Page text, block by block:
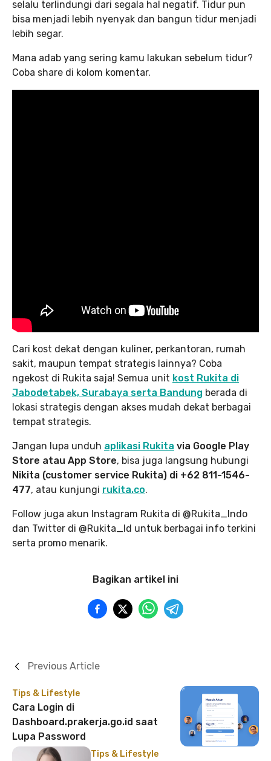
selalu terlindungi dari segala hal negatif. Tidur pun
bisa menjadi lebih nyenyak dan bangun tidur menjadi
lebih segar.
Mana adab yang sering kamu lakukan sebelum tidur?
Coba share di kolom komentar.
Cari kost dekat dengan kuliner, perkantoran, rumah
sakit, maupun tempat strategis lainnya? Coba
ngekost di Rukita saja! Semua unit kost Rukita di
Jabodetabek, Surabaya serta Bandung berada di
lokasi strategis dengan akses mudah dekat berbagai
tempat strategis.
Jangan lupa unduh aplikasi Rukita via Google Play
Store atau App Store, bisa juga langsung hubungi
Nikita (customer service Rukita) di +62 811-1546-
477, atau kunjungi rukita.co.
Follow juga akun Instagram Rukita di @Rukita_Indo
dan Twitter di @Rukita_Id untuk berbagai info terkini
serta promo menarik.
Bagikan artikel ini
Tips & Lifestyle
Cara Login di
Dashboard.prakerja.go.id saat
Lupa Password
Previous Article
Tips & Lifestyle